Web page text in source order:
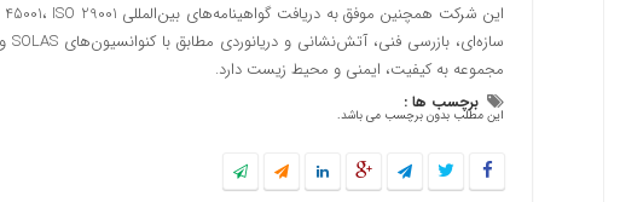
مجموعه به کیفیت، ایمنی و محیط زیست دارد.
برچسب ها :
این مطلب بدون برچسب می باشد.